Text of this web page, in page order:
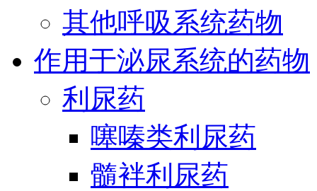
其他呼吸系统药物
作用于泌尿系统的药物
利尿药
噻嗪类利尿药
髓袢利尿药